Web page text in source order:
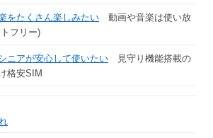
をたくさん楽しみたい 動画や音楽は使い放
フリー)
ニアが安心して使いたい 見守り機能搭載の
格安SIM